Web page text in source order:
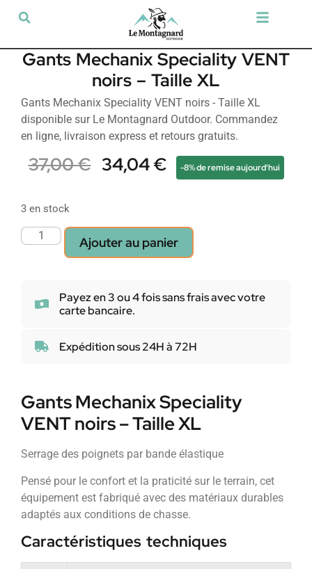
Gants Mechanix Speciality VENT
noirs – Taille XL
Gants Mechanix Speciality VENT noirs - Taille XL
disponible sur Le Montagnard Outdoor. Commandez
en ligne, livraison express et retours gratuits.
37,00€ 34,04€ -8% de remise aujourd'hui
3 en stock
Ajouter au panier
Payez en 3 ou 4 fois sans frais avec votre
carte bancaire.
Expédition sous 24H à 72H
Gants Mechanix Speciality
VENT noirs – Taille XL
Serrage des poignets par bande élastique
Pensé pour le confort et la praticité sur le terrain, cet
équipement est fabriqué avec des matériaux durables
adaptés aux conditions de chasse.
Caractéristiques techniques